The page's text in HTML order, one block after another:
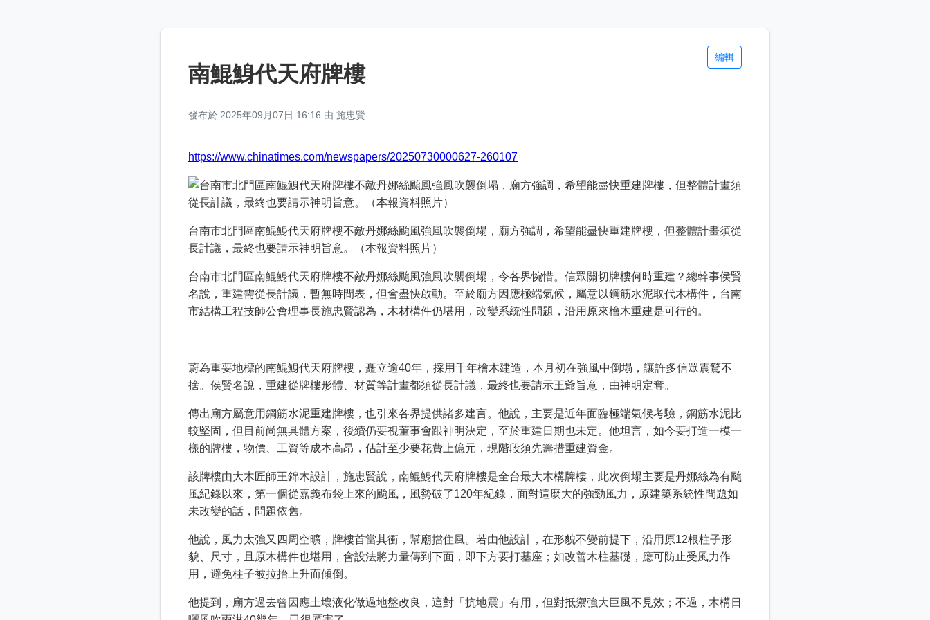
南鯤鯓代天府牌樓
編輯
發布於 2025年09月07日 16:16 由 施忠賢
https://www.chinatimes.com/newspapers/20250730000627-260107
台南市北門區南鯤鯓代天府牌樓不敵丹娜絲颱風強風吹襲倒塌，廟方強調，希望能盡快重建牌樓，但整體計畫須從
長計議，最終也要請示神明旨意。（本報資料照片）
台南市北門區南鯤鯓代天府牌樓不敵丹娜絲颱風強風吹襲倒塌，令各界惋惜。信眾關切牌樓何時重建？總幹事侯賢
名說，重建需從長計議，暫無時間表，但會盡快啟動。至於廟方因應極端氣候，屬意以鋼筋水泥取代木構件，台南
市結構工程技師公會理事長施忠賢認為，木材構件仍堪用，改變系統性問題，沿用原來檜木重建是可行的。
蔚為重要地標的南鯤鯓代天府牌樓，矗立逾40年，採用千年檜木建造，本月初在強風中倒塌，讓許多信眾震驚不
捨。侯賢名說，重建從牌樓形體、材質等計畫都須從長計議，最終也要請示王爺旨意，由神明定奪。
傳出廟方屬意用鋼筋水泥重建牌樓，也引來各界提供諸多建言。他說，主要是近年面臨極端氣候考驗，鋼筋水泥比
較堅固，但目前尚無具體方案，後續仍要視董事會跟神明決定，至於重建日期也未定。他坦言，如今要打造一模一
樣的牌樓，物價、工資等成本高昂，估計至少要花費上億元，現階段須先籌措重建資金。
該牌樓由大木匠師王錦木設計，施忠賢說，南鯤鯓代天府牌樓是全台最大木構牌樓，此次倒塌主要是丹娜絲為有颱
風紀錄以來，第一個從嘉義布袋上來的颱風，風勢破了120年紀錄，面對這麼大的強勁風力，原建築系統性問題如
未改變的話，問題依舊。
他說，風力太強又四周空曠，牌樓首當其衝，幫廟擋住風。若由他設計，在形貌不變前提下，沿用原12根柱子形
貌、尺寸，且原木構件也堪用，會設法將力量傳到下面，即下方要打基座；如改善木柱基礎，應可防止受風力作
用，避免柱子被拉抬上升而傾倒。
他提到，廟方過去曾因應土壤液化做過地盤改良，這對「抗地震」有用，但對抵禦強大巨風不見效；不過，木構日